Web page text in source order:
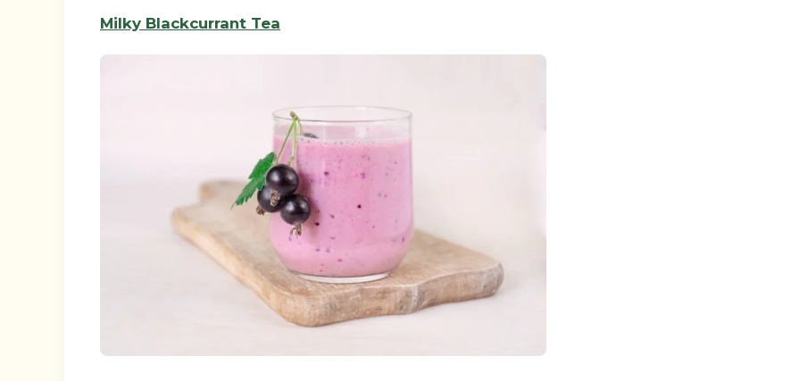
Milky Blackcurrant Tea